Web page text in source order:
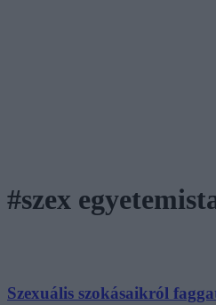
#szex
Szexuális szokásaikról